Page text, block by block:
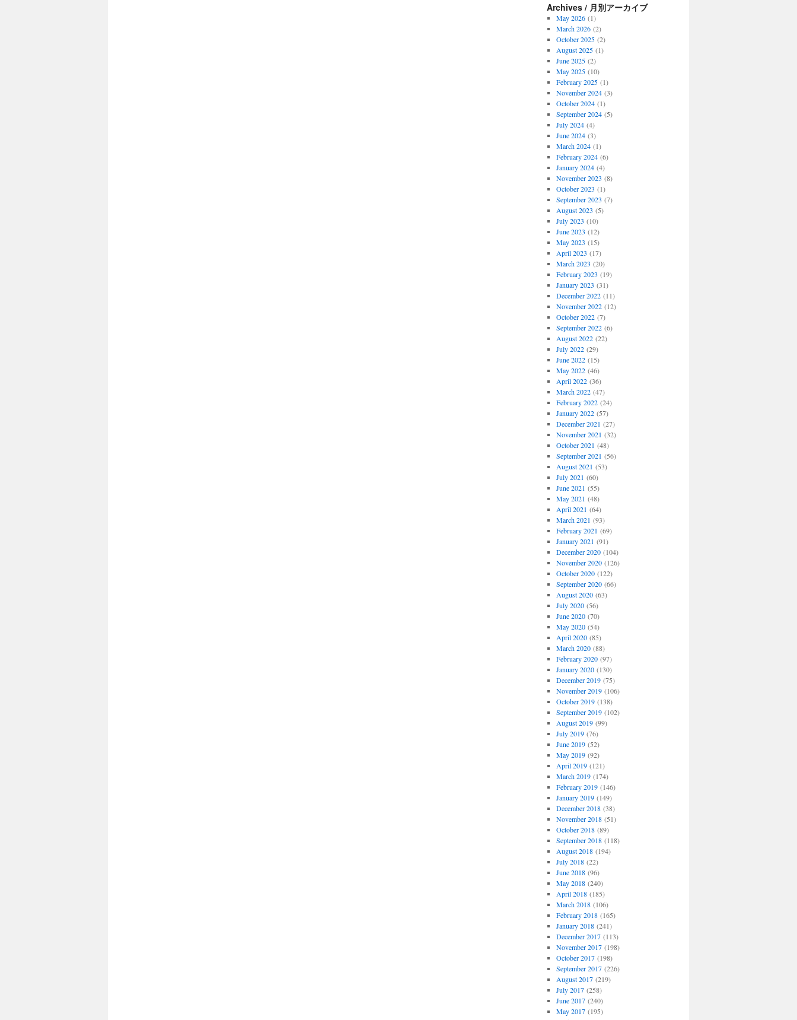
Archives / 月別アーカイブ
May 2026(1)
March 2026(2)
October 2025(2)
August 2025(1)
June 2025(2)
May 2025(10)
February 2025(1)
November 2024(3)
October 2024(1)
September 2024(5)
July 2024(4)
June 2024(3)
March 2024(1)
February 2024(6)
January 2024(4)
November 2023 (8)
October 2023 (1)
September 2023 (7)
August 2023 (5)
July 2023 (10)
June 2023 (12)
May 2023 (15)
April 2023 (17)
March 2023 (20)
February 2023 (19)
January 2023 (31)
December 2022(11)
November 2022(12)
October 2022(7)
September 2022(6)
August 2022(22)
July 2022(29)
June 2022(15)
May 2022(46)
April 2022(36)
March 2022(47)
February 2022(24)
January 2022(57)
December 2021 (27)
November 2021 (32)
October 2021 (48)
September 2021 (56)
August 2021 (53)
July 2021 (60)
June 2021 (55)
May 2021 (48)
April 2021 (64)
March 2021 (93)
February 2021 (69)
January 2021 (91)
December 2020(104)
November 2020(126)
October 2020(122)
September 2020(66)
August 2020(63)
July 2020(56)
June 2020(70)
May 2020(54)
April 2020(85)
March 2020(88)
February 2020(97)
January 2020(130)
December 2019(75)
November 2019(106)
October 2019(138)
September 2019(102)
August 2019(99)
July 2019(76)
June 2019(52)
May 2019(92)
April 2019(121)
March 2019(174)
February 2019(146)
January 2019(149)
December 2018(38)
November 2018(51)
October 2018(89)
September 2018(118)
August 2018(194)
July 2018(22)
June 2018(96)
May 2018(240)
April 2018(185)
March 2018(106)
February 2018(165)
January 2018(241)
December 2017(113)
November 2017(198)
October 2017(198)
September 2017(226)
August 2017(219)
July 2017(258)
June 2017(240)
May 2017(195)